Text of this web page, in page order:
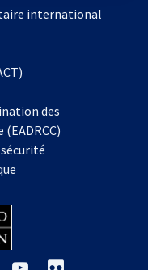
international
des
s’ouvres’ouvre